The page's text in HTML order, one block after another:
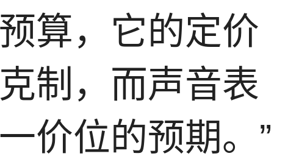
算，它的定价
制，而声音表
价位的预期。”